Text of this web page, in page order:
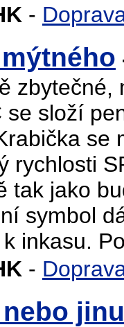
-
se složí
se
rychlosti
tak jako
symbol
inkasu.
-